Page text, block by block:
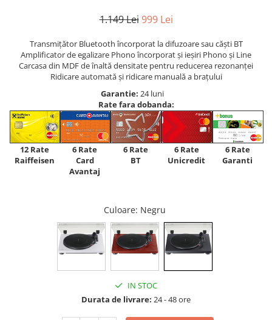
1.149 Lei 999 Lei
Transmițător Bluetooth încorporat la difuzoare sau căști BT
Amplificator de egalizare Phono încorporat și ieșiri Phono și Line
Carcasa din MDF de înaltă densitate pentru reducerea rezonanței
Ridicare automată și ridicare manuală a brațului
Garantie: 24 luni
Rate fara dobanda:
12 Rate
Raiffeisen
6 Rate
Card
Avantaj
6 Rate
BT
6 Rate
Unicredit
6 Rate
Garanti
Culoare: Negru
IN STOC
Durata de livrare: 24 - 48 ore